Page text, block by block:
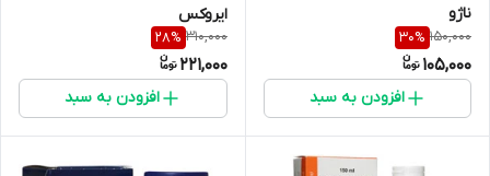
ناژو
150,000
30%
105,000
افزودن به سبد
ایروکس
310,000
28%
221,000
افزودن به سبد